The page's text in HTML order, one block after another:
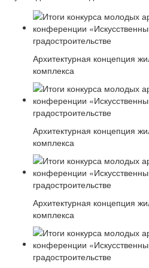
Архитектурная концепция
комплекса
Архитектурная концепция
комплекса
Архитектурная концепция
комплекса